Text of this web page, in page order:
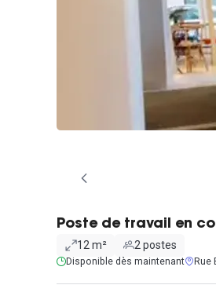
Poste de travail en
12 m² 2 postes
Disponible dès maintenant Rue